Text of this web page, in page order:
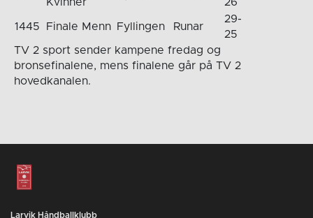
1445 Finale Menn Fyllingen Runar
29-
25
TV 2 sport sender kampene fredag og
bronsefinalene, mens finalene går på TV 2
hovedkanalen.
Larvik Håndballklubb